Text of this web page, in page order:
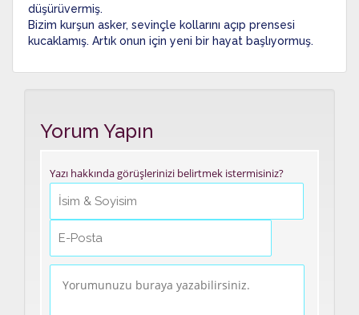
düşürüvermiş.
Bizim kurşun asker, sevinçle kollarını açıp prensesi
kucaklamış. Artık onun için yeni bir hayat başlıyormuş.
Yorum Yapın
Yazı hakkında görüşlerinizi belirtmek istermisiniz?